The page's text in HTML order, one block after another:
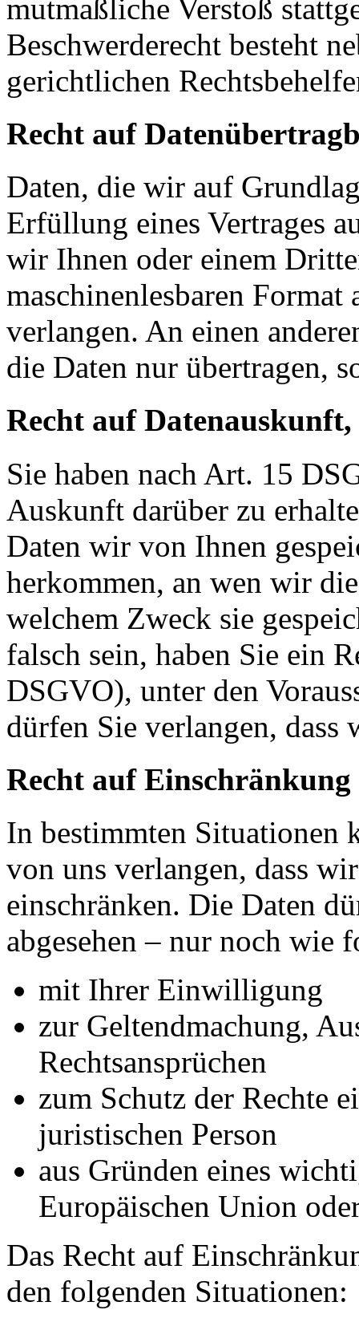
mutmaßliche Verstoß
Beschwerderecht besteht
gerichtlichen
Recht auf
Daten, die wir auf
Erfüllung eines Vertrages
wir Ihnen oder einem
maschinenlesbaren Format
verlangen. An einen
die Daten nur übertragen,
Recht auf
Sie haben nach Art. 15
Auskunft darüber zu
Daten wir von Ihnen
herkommen, an wen wir
welchem Zweck sie
falsch sein, haben Sie ein
DSGVO), unter den
dürfen Sie verlangen, dass
Recht auf
In bestimmten Situationen
von uns verlangen, dass
einschränken. Die Daten
abgesehen – nur noch wie
mit Ihrer Einwilligung
zur Geltendmachung,
Rechtsansprüchen
zum Schutz der Rechte
juristischen Person
aus Gründen eines
Europäischen Union
Das Recht auf
den folgenden Situationen: